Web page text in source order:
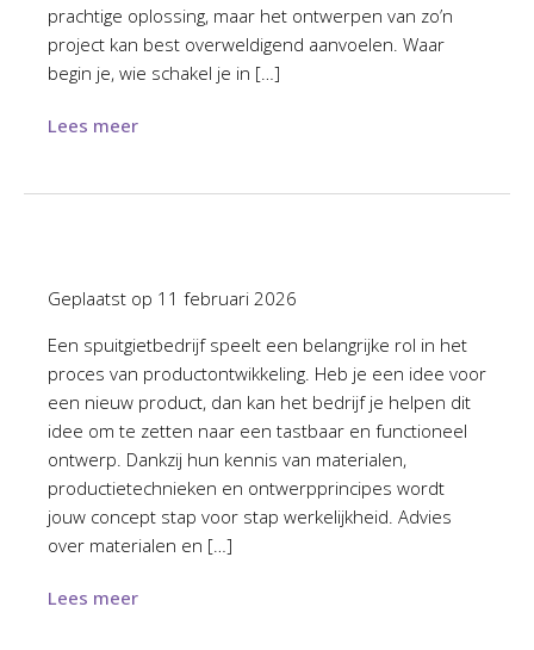
prachtige oplossing, maar het ontwerpen van zo’n
project kan best overweldigend aanvoelen. Waar
begin je, wie schakel je in […]
Lees meer
Geplaatst op 11 februari 2026
Een spuitgietbedrijf speelt een belangrijke rol in het
proces van productontwikkeling. Heb je een idee voor
een nieuw product, dan kan het bedrijf je helpen dit
idee om te zetten naar een tastbaar en functioneel
ontwerp. Dankzij hun kennis van materialen,
productietechnieken en ontwerpprincipes wordt
jouw concept stap voor stap werkelijkheid. Advies
over materialen en […]
Lees meer